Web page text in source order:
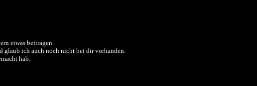
etwas beitragen.
glaub ich auch noch nicht bei dir vorhanden.
hab.